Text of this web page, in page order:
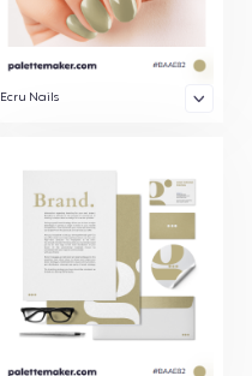
Ecru Nails